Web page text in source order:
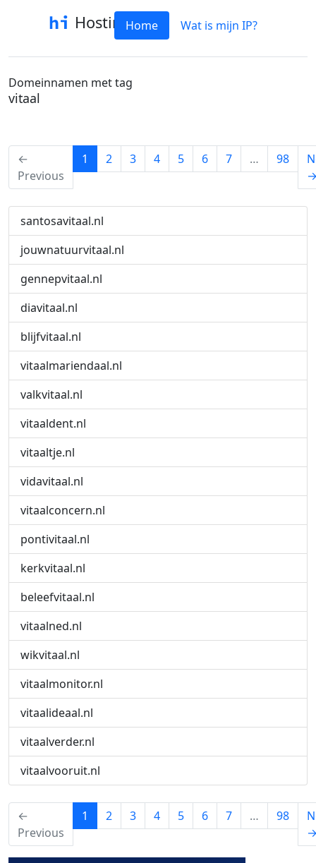
HostinfoHome Wat is mijn IP?
Domeinnamen met tag
vitaal
←
Previous
1 (current)
2 3 4 5 6 7 … 98
santosavitaal.nl
jouwnatuurvitaal.nl
gennepvitaal.nl
diavitaal.nl
blijfvitaal.nl
vitaalmariendaal.nl
valkvitaal.nl
vitaaldent.nl
vitaaltje.nl
vidavitaal.nl
vitaalconcern.nl
pontivitaal.nl
kerkvitaal.nl
beleefvitaal.nl
vitaalned.nl
wikvitaal.nl
vitaalmonitor.nl
vitaalideaal.nl
vitaalverder.nl
vitaalvooruit.nl
←
Previous
1 (current)
2 3 4 5 6 7 … 98